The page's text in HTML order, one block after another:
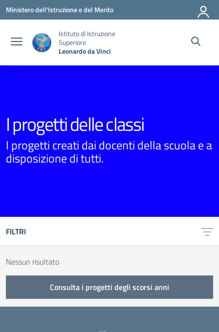
Vai ai contenuti
Vai al menu di navigazione
Vai al footer
Ministero dell'Istruzione e del Merito
Istituto di Istruzione
Superiore
Leonardo da Vinci
I progetti delle classi
I progetti creati dai docenti della scuola e a
disposizione di tutti.
FILTRI
Nessun risultato
Consulta i progetti degli scorsi anni